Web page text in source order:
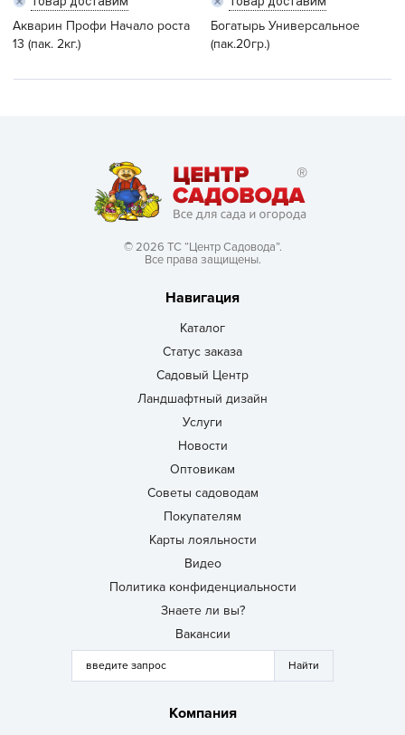
Акварин Профи Начало роста
13 (пак. 2кг.)
Богатырь Универсальное
(пак.20гр.)
© 2026 ТС “Центр Садовода”.
Все права защищены.
Навигация
Каталог
Статус заказа
Садовый Центр
Ландшафтный дизайн
Услуги
Новости
Оптовикам
Советы садоводам
Покупателям
Карты лояльности
Видео
Политика конфиденциальности
Знаете ли вы?
Вакансии
Компания